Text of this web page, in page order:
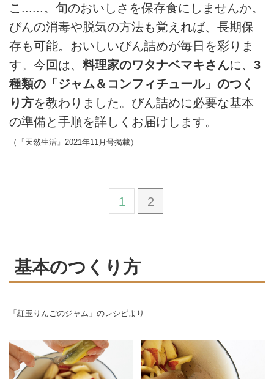
こ......。旬のおいしさを保存食にしませんか。
びんの消毒や脱気の方法も覚えれば、長期保
存も可能。おいしいびん詰めが毎日を彩りま
す。今回は、 料理家のワタナベマキさんに、 3
種類の「ジャム＆コンフィチュール」のつく
り方を教わりました。びん詰めに必要な基本
の準備と手順を詳しくお届けします。
（『天然生活』2021年11月号掲載）
1 2
基本のつくり方
「紅玉りんごのジャム」のレシピより